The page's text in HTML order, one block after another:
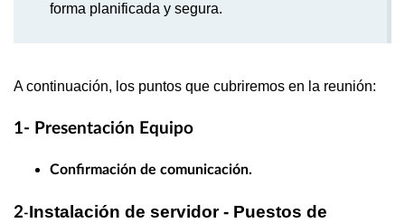
forma planificada y segura.
A continuación, los puntos que cubriremos en la reunión:
1- Presentación Equipo
Confirmación de comunicación.
2-Instalación de servidor - Puestos de